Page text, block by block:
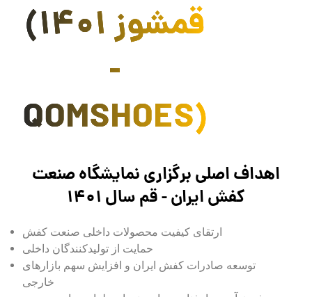
(قمشوز 1401
-
QOMSHOES)
اهداف اصلی برگزاری نمایشگاه صنعت
کفش ایران - قم سال 1401
حمایت از تولیدکنندگان داخلی
توسعه صادرات کفش ایران و افزایش سهم بازارهای